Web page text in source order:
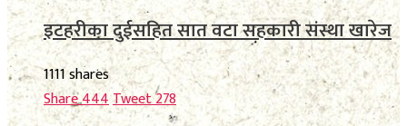
इटहरीका दुईसहित सात वटा सहकारी संस्था खारेज
1111 shares
Share444Tweet278